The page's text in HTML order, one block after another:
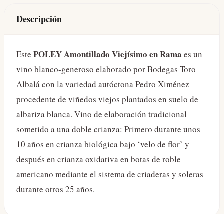
Descripción
Este POLEY Amontillado Viejísimo en Rama es un
vino blanco-generoso elaborado por Bodegas Toro
Albalá con la variedad autóctona Pedro Ximénez
procedente de viñedos viejos plantados en suelo de
albariza blanca. Vino de elaboración tradicional
sometido a una doble crianza: Primero durante unos
10 años en crianza biológica bajo ‘velo de flor’ y
después en crianza oxidativa en botas de roble
americano mediante el sistema de criaderas y soleras
durante otros 25 años.